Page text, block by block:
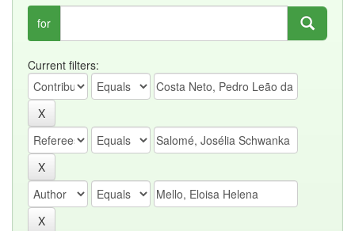
for
Current filters: